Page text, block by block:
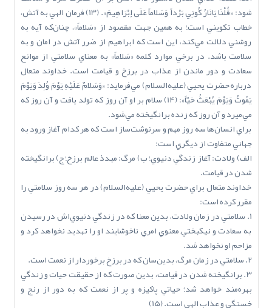
شود: «قُلْنَا يَانَارُ كُونِي بَرْداً وَسَلاَماً عَلَى‌ إِبْرَاهِيمَ». (13) فرمان الهي به آتش،
خطاب تکويني است؛ به همين جهت مقصود از «سَلاَماً»، چنان‌که آيه به
روشني دلالت مي‌کند، اين است که ابراهيم از ضرر آتش در امان و به
سلامت باشد. در برخي موارد کلمه «سَلاَماً» به معناي سلامتي از موانع
سعادت و دور ماندن از عذاب در برزخ و قيامت است. خداوند متعال
درباره حضرت يحيي (عليه‌السلام) مي‌فرمايد: «وَسَلاَمٌ عَلَيْهِ يَوْمَ وُلِدَ وَيَوْمَ
يَمُوتُ وَيَوْمَ يُبْعَثُ حَيّاً»: (14) سلام بر او آن روز که تولد يافت و آن روز که
مي‌ميرد و آن روز که زنده برانگيخته مي‌شود.
براي انسان‌ها سه روز مهم و سرنوشت‌ساز است که هر کدام آغاز ورود به
جهاني متفاوت از ديگري است:
الف) ولادت: آغاز زندگي دنيوي؛ ب) مرگ: مبدذ عالم برزخ؛ ج) برانگيخته
شدن در قيامت.
خداوند متعال براي حضرت يحيي (عليه‌السلام) در هر سه روز سلامتي را
مقرر کرده است:
1. سلامتي در زمان ولادت، بدين معنا که در زندگي دنيوي‌اش در رسيدن
به سعادت و نيکبختيِ معنوي امري ناخوشايند او را تهديد نخواهد کرد و
مزاحم او نخواهد شد.
2. سلامتي در زمان مرگ، بدين‌سان که در برزخ برخوردار از نعمت است.
3. برانگيخته شدن در قيامت، بدين صورت که از حقيقت حيات و زندگي
بهره‌مند خواهد شد؛ حياتي پاکيزه و پر از نعمت که به دور از رنج و
خستگي و عذاب الهي است. (15)